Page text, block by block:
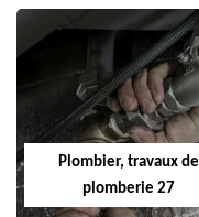
Plombier, travaux de
plomberie 27